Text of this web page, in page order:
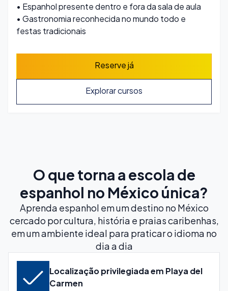
• Espanhol presente dentro e fora da sala de aula
• Gastronomia reconhecida no mundo todo e
festas tradicionais
Reserve já
Explorar cursos
O que torna a escola de
espanhol no México única?
Aprenda espanhol em um destino no México
cercado por cultura, história e praias caribenhas,
em um ambiente ideal para praticar o idioma no
dia a dia
Localização privilegiada em Playa del
Carmen